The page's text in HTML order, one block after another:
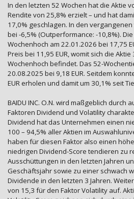
In den letzten 52 Wochen hat die Aktie
Rendite von 25,8% erzielt – und hat
17,0% geschlagen. In den
bei -6,5% (Outperformance: -10,8%).
Wochenhoch am 22.01.2026 bei 17,75
Preis bei 11,95 EUR, womit sich die
Wochenhoch befindet. Das 52-
20.08.2025 bei 9,18 EUR. Seitdem
EUR erholen und damit um 30,1% seit
BAIDU INC. O.N. wird maßgeblich
Faktoren Dividend und Volatility
Dividend hat das Unternehmen einen
100 – 94,5% aller Aktien im
haben für diesen Faktor also einen
niedrigen Dividend-Score tendieren zu
Ausschüttungen in den letzten Jahren
Geschäftsjahr sowie zu einer schwach
Dividende in den letzten 3 Jahren.
von 15,3 für den Faktor Volatility auf.